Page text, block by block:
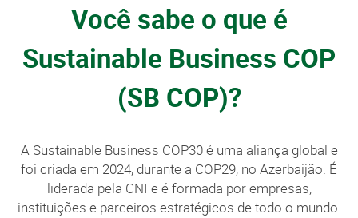
Você sabe o que é
Sustainable Business COP
(SB COP)?
A Sustainable Business COP30 é uma aliança global e
foi criada em 2024, durante a COP29, no Azerbaijão. É
liderada pela CNI e é formada por empresas,
instituições e parceiros estratégicos de todo o mundo.